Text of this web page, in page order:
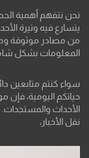
نحن نتفهم أهمية
يتسارع فيه وتيرة
من مصادر موثوقة
المعلومات بشكل
سواء كنتم متابعين
حياتكم اليومية، فإن
الأحداث
نقل الأخبار،